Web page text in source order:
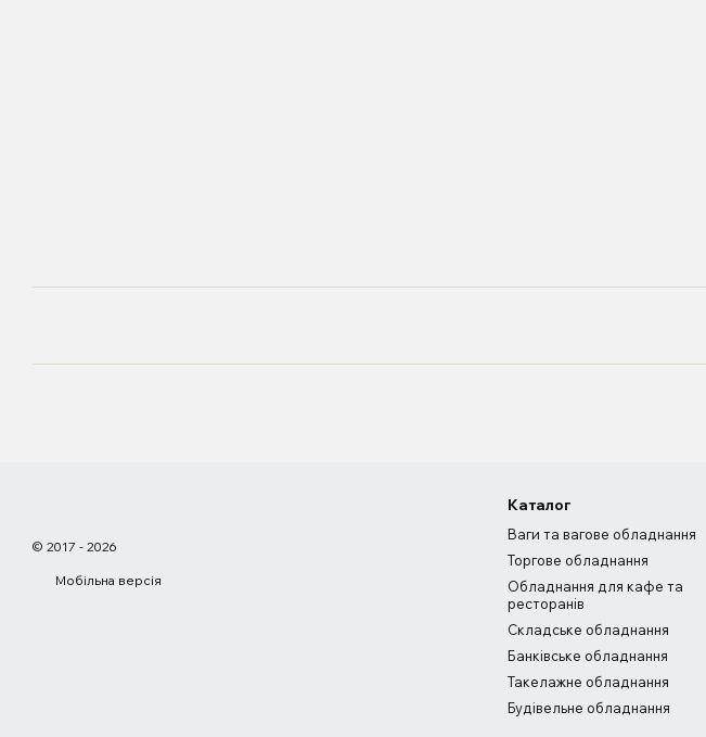
© 2017 - 2026
Мобільна версія
Каталог
Ваги та вагове обладнання
Торгове обладнання
Обладнання для кафе та
ресторанів
Складське обладнання
Банківське обладнання
Такелажне обладнання
Будівельне обладнання